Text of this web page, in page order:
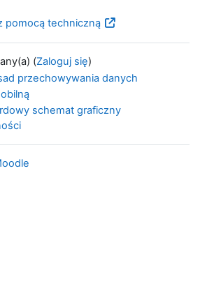
pomocą techniczną
(Zaloguj się)
przechowywania danych
schemat graficzny